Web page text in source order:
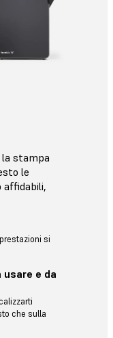
stampa
le
affidabili,
si
e da
che sulla